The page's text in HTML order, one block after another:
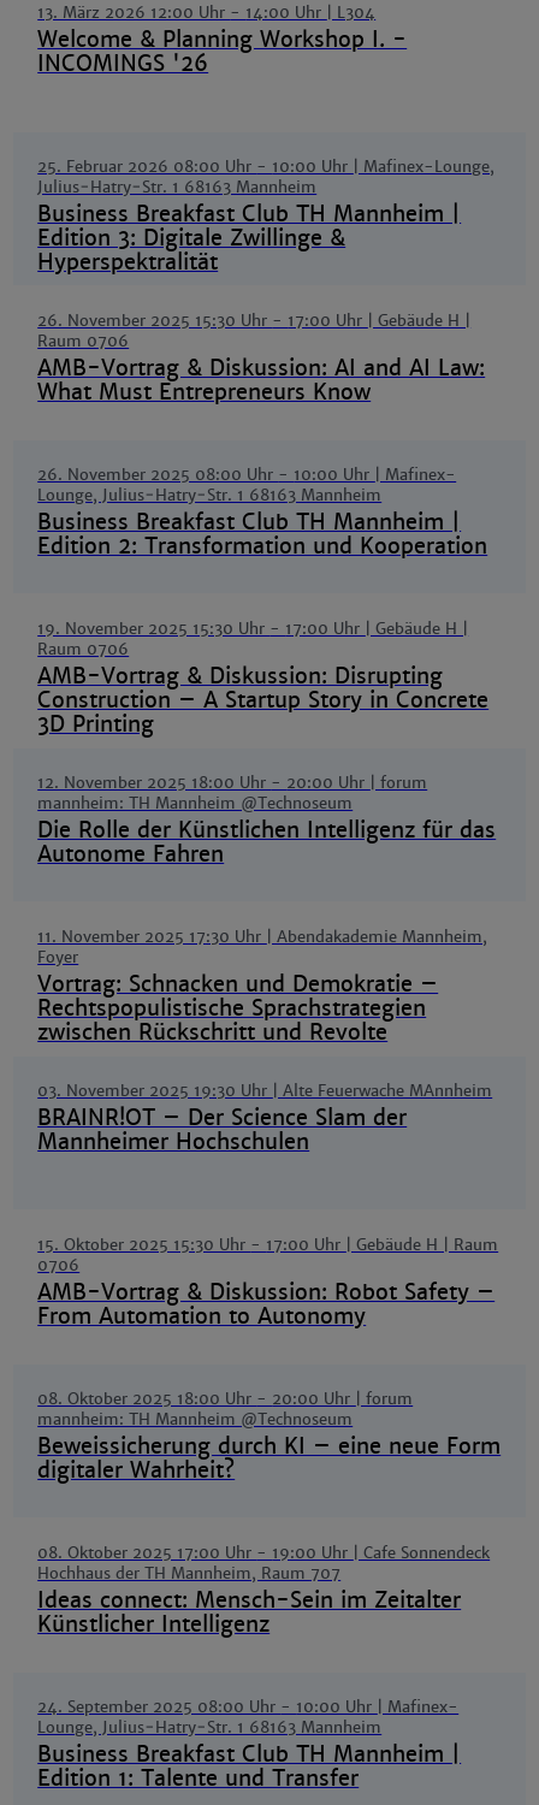
13. März 2026 12:00 Uhr - 14:00 Uhr | L304
Welcome & Planning Workshop I. -
INCOMINGS '26
25. Februar 2026 08:00 Uhr - 10:00 Uhr
| Mafinex-Lounge,
Julius‑Hatry‑Str. 1 68163 Mannheim
Business Breakfast Club TH Mannheim |
Edition 3: Digitale Zwillinge &
Hyperspektralität
26. November 2025 15:30 Uhr - 17:00 Uhr
| Gebäude H |
Raum 0706
AMB-Vortrag & Diskussion: AI and AI Law:
What Must Entrepreneurs Know
26. November 2025 08:00 Uhr - 10:00 Uhr
| Mafinex-
Lounge, Julius‑Hatry‑Str. 1 68163 Mannheim
Business Breakfast Club TH Mannheim |
Edition 2: Transformation und Kooperation
19. November 2025 15:30 Uhr - 17:00 Uhr
| Gebäude H |
Raum 0706
AMB-Vortrag & Diskussion: Disrupting
Construction – A Startup Story in Concrete
3D Printing
12. November 2025 18:00 Uhr - 20:00 Uhr
| forum
mannheim: TH Mannheim @Technoseum
Die Rolle der Künstlichen Intelligenz für das
Autonome Fahren
11. November 2025 17:30 Uhr
| Abendakademie Mannheim,
Foyer
Vortrag: Schnacken und Demokratie –
Rechtspopulistische Sprachstrategien
zwischen Rückschritt und Revolte
03. November 2025 19:30 Uhr | Alte Feuerwache MAnnheim
BRAINR!OT – Der Science Slam der
Mannheimer Hochschulen
15. Oktober 2025 15:30 Uhr - 17:00 Uhr
| Gebäude H | Raum
0706
AMB-Vortrag & Diskussion: Robot Safety –
From Automation to Autonomy
08. Oktober 2025 18:00 Uhr - 20:00 Uhr
| forum
mannheim: TH Mannheim @Technoseum
Beweissicherung durch KI – eine neue Form
digitaler Wahrheit?
08. Oktober 2025 17:00 Uhr - 19:00 Uhr
| Cafe Sonnendeck
Hochhaus der TH Mannheim, Raum 707
Ideas connect: Mensch-Sein im Zeitalter
Künstlicher Intelligenz
24. September 2025 08:00 Uhr - 10:00 Uhr
| Mafinex-
Lounge, Julius‑Hatry‑Str. 1 68163 Mannheim
Business Breakfast Club TH Mannheim |
Edition 1: Talente und Transfer